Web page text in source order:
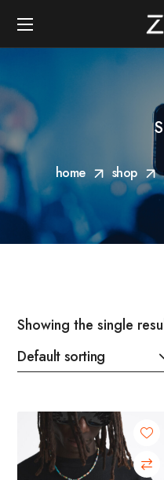
home shop
Showing the single